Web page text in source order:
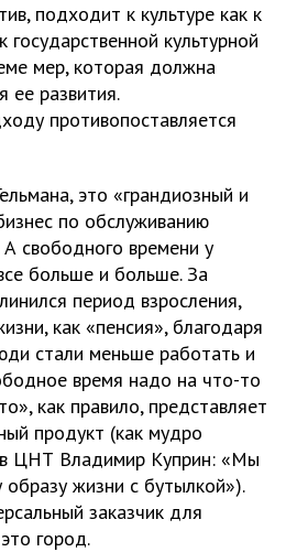
подходит к культуре как к
государственной культурной
мер, которая должна
ее развития.
противопоставляется
это «грандиозный и
по обслуживанию
свободного времени у
больше и больше. За
период взросления,
как «пенсия», благодаря
стали меньше работать и
время надо на что-то
как правило, представляет
продукт (как мудро
ЦНТ Владимир Куприн: «Мы
образу жизни с бутылкой»).
заказчик для
город.